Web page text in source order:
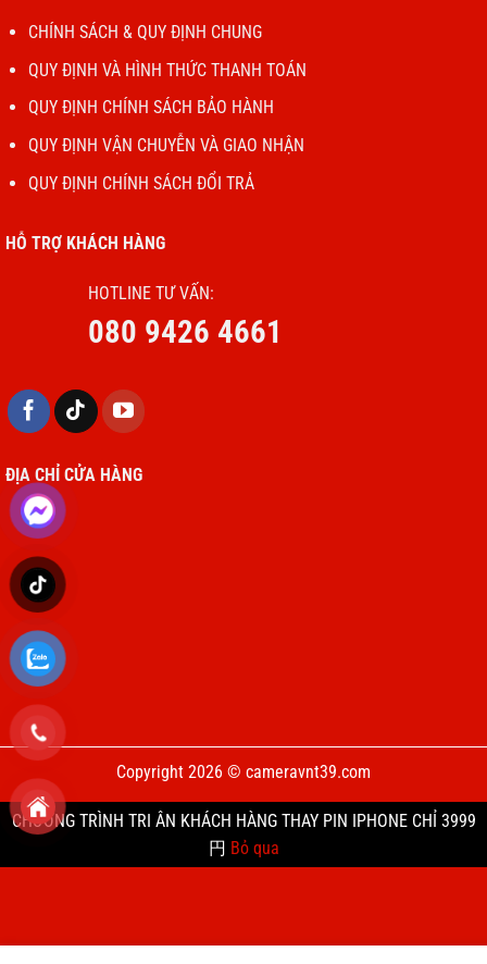
CHÍNH SÁCH & QUY ĐỊNH CHUNG
QUY ĐỊNH VÀ HÌNH THỨC THANH TOÁN
QUY ĐỊNH CHÍNH SÁCH BẢO HÀNH
QUY ĐỊNH VẬN CHUYỄN VÀ GIAO NHẬN
QUY ĐỊNH CHÍNH SÁCH ĐỔI TRẢ
HỖ TRỢ KHÁCH HÀNG
HOTLINE TƯ VẤN:
080 9426 4661
ĐỊA CHỈ CỬA HÀNG
Copyright 2026 © cameravnt39.com
CHƯƠNG TRÌNH TRI ÂN KHÁCH HÀNG THAY PIN IPHONE CHỈ 3999
円 Bỏ qua